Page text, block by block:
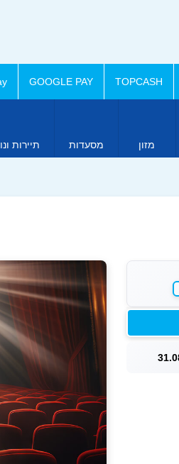
TOPCASH
GOOGLE PAY
מזון מסעדות תיירות